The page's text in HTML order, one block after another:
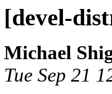
[devel-
Michael
Tue Sep 21